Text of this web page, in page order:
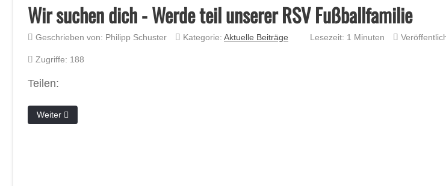
Wir suchen dich - Werde teil unserer RSV Fußballfamilie
Geschrieben von: Philipp Schuster Kategorie: Aktuelle Beiträge Lesezeit: 1 Minuten
Zugriffe: 188
Teilen:
Nächster Beitrag: Ein großes Dankeschön an unsere gesamte Vereinsfamilie
Weiter